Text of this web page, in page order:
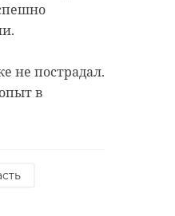
не пострадал.
в